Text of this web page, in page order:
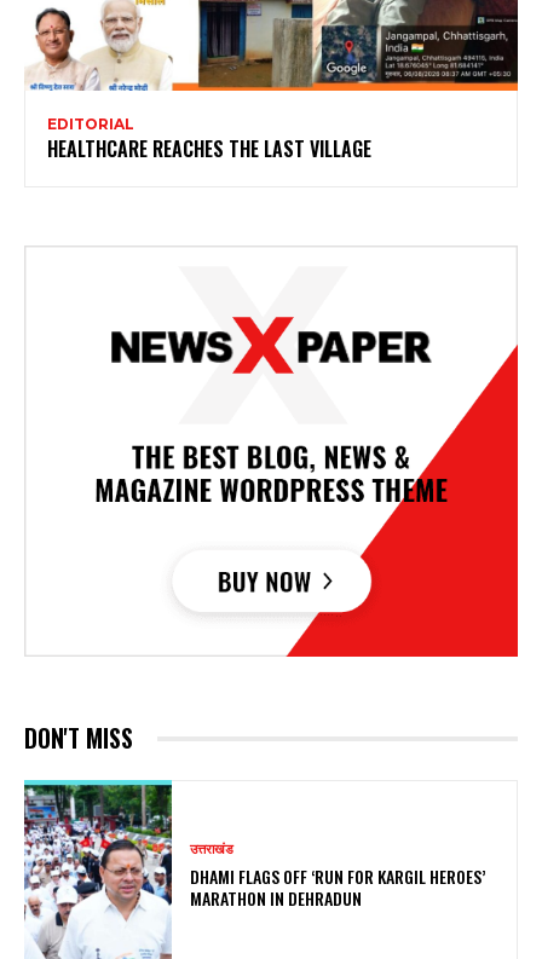
EDITORIAL
HEALTHCARE REACHES THE LAST VILLAGE
DON'T MISS
उत्तराखंड
DHAMI FLAGS OFF ‘RUN FOR KARGIL HEROES’
MARATHON IN DEHRADUN